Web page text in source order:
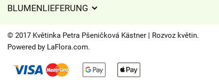
Lieferzeiten für Blumen – Übersicht der Möglichkeiten
BLUMENLIEFERUNG
Wohin wir Blumen liefern
Kontakt
© 2017 Květinka Petra Pšeničková Kästner | Rozvoz květin.
Powered by LaFlora.com.